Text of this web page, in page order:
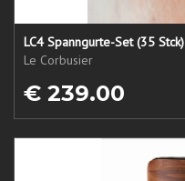
LC4 Spanngurte-Set (35 Stck)
Le Corbusier
€ 239.00